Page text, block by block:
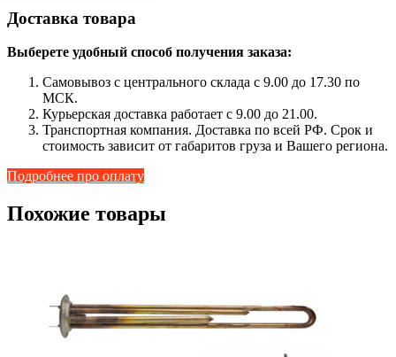
Доставка товара
Выберете удобный способ получения заказа:
Самовывоз с центрального склада с 9.00 до 17.30 по
МСК.
Курьерская доставка работает с 9.00 до 21.00.
Транспортная компания. Доставка по всей РФ. Срок и
стоимость зависит от габаритов груза и Вашего региона.
Подробнее про оплату
Похожие товары